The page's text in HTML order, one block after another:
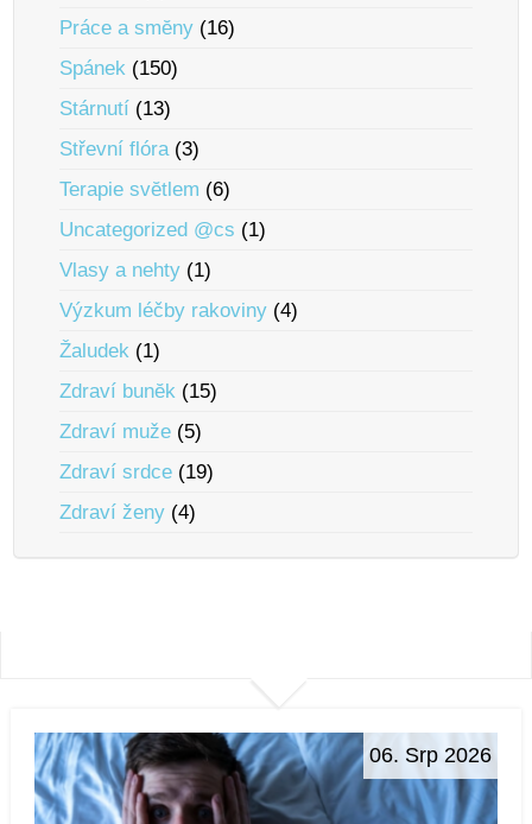
Práce a smĕny (16)
Spánek (150)
Stárnutí (13)
Střevní flóra(3)
Terapie svĕtlem (6)
Uncategorized @cs (1)
Vlasy a nehty (1)
Výzkum léčby rakoviny (4)
Žaludek (1)
Zdraví bunĕk (15)
Zdraví muže (5)
Zdraví srdce (19)
Zdraví ženy (4)
06. Srp 2026